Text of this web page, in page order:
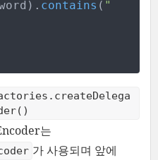
) . contains ( "
는
가 사용되며 앞에